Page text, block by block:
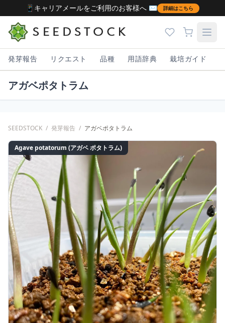
📱キャリアメールをご利用のお客様へ ✉️ 詳細はこちら
発芽報告 リクエスト 品種 用語辞典 栽培ガイド
アガベポタトラム
SEEDSTOCK / 発芽報告 / アガベポタトラム
Agave potatorum (アガベ ポタトラム)